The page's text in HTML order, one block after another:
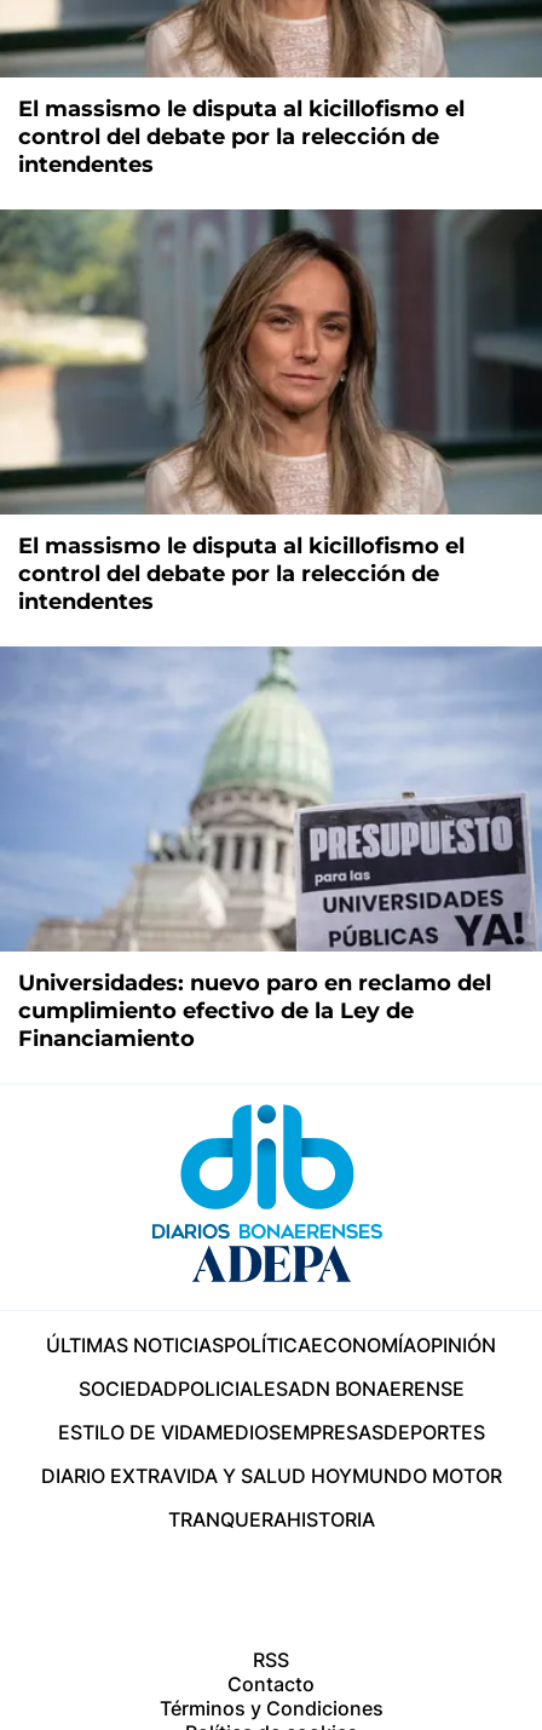
El massismo le disputa al kicillofismo el
control del debate por la relección de
intendentes
El massismo le disputa al kicillofismo el
control del debate por la relección de
intendentes
Universidades: nuevo paro en reclamo del
cumplimiento efectivo de la Ley de
Financiamiento
ÚLTIMAS NOTICIASPOLÍTICAECONOMÍAOPINIÓN
SOCIEDADPOLICIALESADN BONAERENSE
ESTILO DE VIDAMEDIOSEMPRESASDEPORTES
DIARIO EXTRAVIDA Y SALUD HOYMUNDO MOTOR
TRANQUERAHISTORIA
RSS
Contacto
Términos y Condiciones